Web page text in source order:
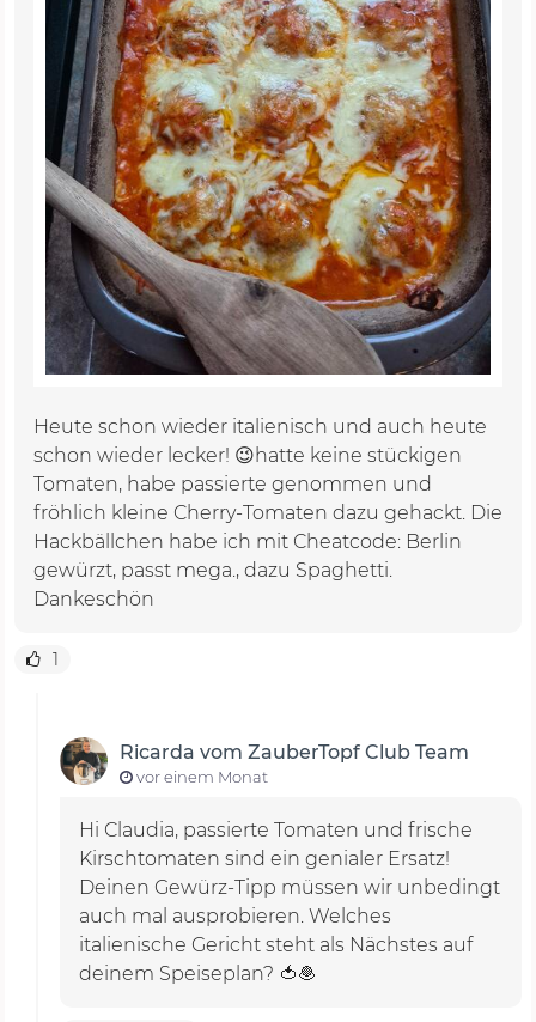
Heute schon wieder italienisch und auch heute
schon wieder lecker! 😉hatte keine stückigen
Tomaten, habe passierte genommen und
fröhlich kleine Cherry-Tomaten dazu gehackt. Die
Hackbällchen habe ich mit Cheatcode: Berlin
gewürzt, passt mega., dazu Spaghetti.
Dankeschön
1
Ricarda vom ZauberTopf Club Team
vor einem Monat
Hi Claudia, passierte Tomaten und frische
Kirschtomaten sind ein genialer Ersatz!
Deinen Gewürz-Tipp müssen wir unbedingt
auch mal ausprobieren. Welches
italienische Gericht steht als Nächstes auf
deinem Speiseplan? 🍅🧆